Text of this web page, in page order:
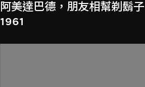
阿美達巴德，朋友相幫剃鬍子
1961